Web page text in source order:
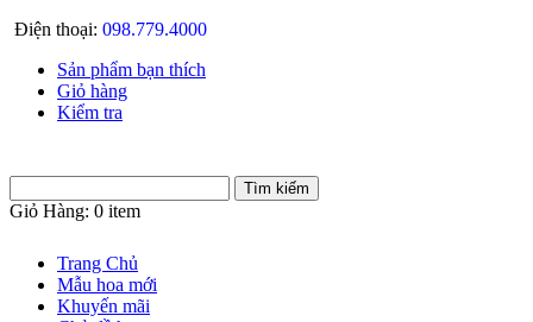
Điện thoại: 098.779.4000
Sản phẩm bạn thích
Giỏ hàng
Kiểm tra
Giỏ Hàng: 0 item
Trang Chủ
Mẫu hoa mới
Khuyến mãi